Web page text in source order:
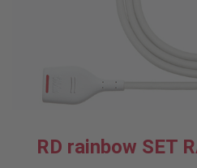
RD rainbow SET